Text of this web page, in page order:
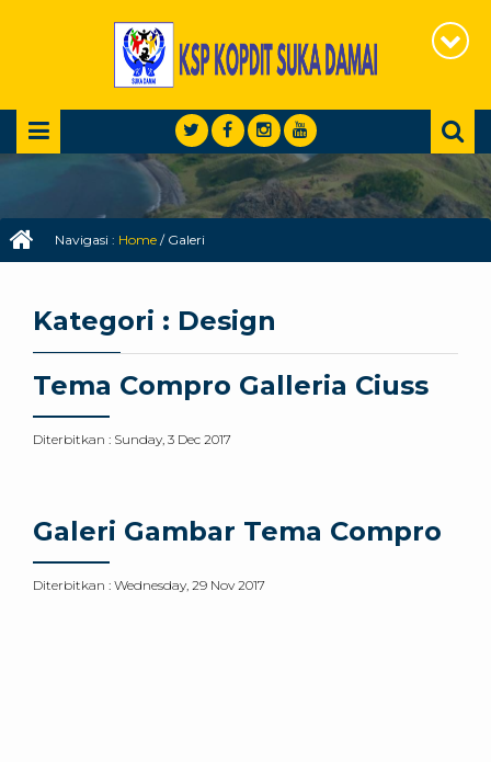
Navigasi : Home / Galeri
Kategori : Design
Tema Compro Galleria Ciuss
Diterbitkan : Sunday, 3 Dec 2017
Galeri Gambar Tema Compro
Diterbitkan : Wednesday, 29 Nov 2017